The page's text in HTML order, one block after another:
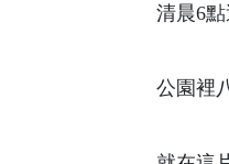
清晨6
公園裡